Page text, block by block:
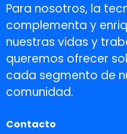
Para nosotros, la
complementa y
nuestras vidas y
queremos ofrecer
cada segmento de
comunidad.
Contacto